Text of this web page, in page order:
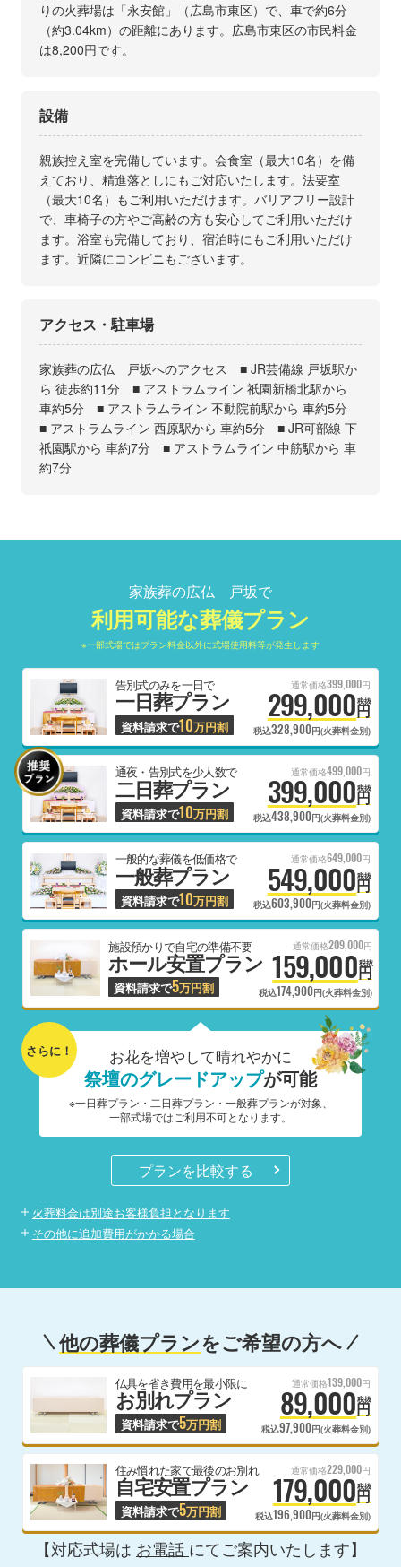
りの火葬場は「永安館」（広島市東区）で、車で約6分
（約3.04km）の距離にあります。広島市東区の市民料金
は8,200円です。
設備
親族控え室を完備しています。会食室（最大10名）を備
えており、精進落としにもご対応いたします。法要室
（最大10名）もご利用いただけます。バリアフリー設計
で、車椅子の方やご高齢の方も安心してご利用いただけ
ます。浴室も完備しており、宿泊時にもご利用いただけ
ます。近隣にコンビニもございます。
アクセス・駐車場
家族葬の広仏 戸坂へのアクセス ■ JR芸備線 戸坂駅か
ら 徒歩約11分 ■ アストラムライン 祇園新橋北駅から
車約5分 ■ アストラムライン 不動院前駅から 車約5分
■ アストラムライン 西原駅から 車約5分 ■ JR可部線 下
祇園駅から 車約7分 ■ アストラムライン 中筋駅から 車
約7分
家族葬の広仏 戸坂で
利用可能な葬儀プラン
※一部式場ではプラン料金以外に式場使用料等が発生します
告別式のみを一日で
一日葬プラン
資料請求で10万円割
通常価格399,000円
299,000円
税抜
税込328,900円(火葬料金別)
通夜・告別式を少人数で
二日葬プラン
資料請求で10万円割
通常価格499,000円
399,000円
税抜
税込438,900円(火葬料金別)
一般的な葬儀を低価格で
一般葬プラン
資料請求で10万円割
通常価格649,000円
549,000円
税抜
税込603,900円(火葬料金別)
施設預かりで自宅の準備不要
ホール安置プラン
資料請求で5万円割
通常価格209,000円
159,000円
税抜
税込174,900円(火葬料金別)
さらに！ お花を増やして晴れやかに
祭壇のグレードアップが可能
※一日葬プラン・二日葬プラン・一般葬プランが対象、
一部式場ではご利用不可となります。
プランを比較する
火葬料金は別途お客様負担となります
その他に追加費用がかかる場合
他の葬儀プランをご希望の方へ
仏具を省き費用を最小限に
お別れプラン
資料請求で5万円割
通常価格139,000円
89,000円
税抜
税込97,900円(火葬料金別)
住み慣れた家で最後のお別れ
自宅安置プラン
資料請求で5万円割
通常価格229,000円
179,000円
税抜
税込196,900円(火葬料金別)
【対応式場は お電話 にてご案内いたします】